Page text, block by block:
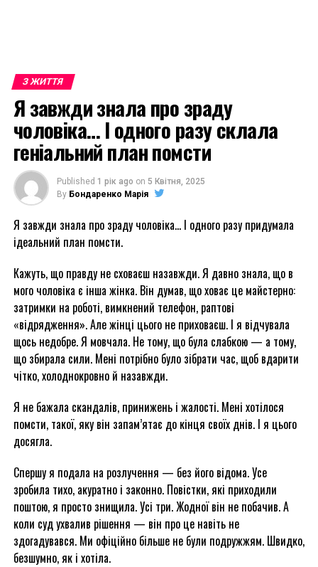
З ЖИТТЯ
Я завжди знала про зраду
чоловіка… І одного разу склала
геніальний план помсти
Published 1 рік ago on 5 Квітня, 2025
By Бондаренко Марія
Я завжди знала про зраду чоловіка… І одного разу придумала
ідеальний план помсти.
Кажуть, що правду не сховаєш назавжди. Я давно знала, що в
мого чоловіка є інша жінка. Він думав, що ховає це майстерно:
затримки на роботі, вимкнений телефон, раптові
«відрядження». Але жінці цього не приховаєш. І я відчувала
щось недобре. Я мовчала. Не тому, що була слабкою — а тому,
що збирала сили. Мені потрібно було зібрати час, щоб вдарити
чітко, холоднокровно й назавжди.
Я не бажала скандалів, принижень і жалості. Мені хотілося
помсти, такої, яку він запам’ятає до кінця своїх днів. І я цього
досягла.
Спершу я подала на розлучення — без його відома. Усе
зробила тихо, акуратно і законно. Повістки, які приходили
поштою, я просто знищила. Усі три. Жодної він не побачив. А
коли суд ухвалив рішення — він про це навіть не
здогадувався. Ми офіційно більше не були подружжям. Швидко,
безшумно, як і хотіла.